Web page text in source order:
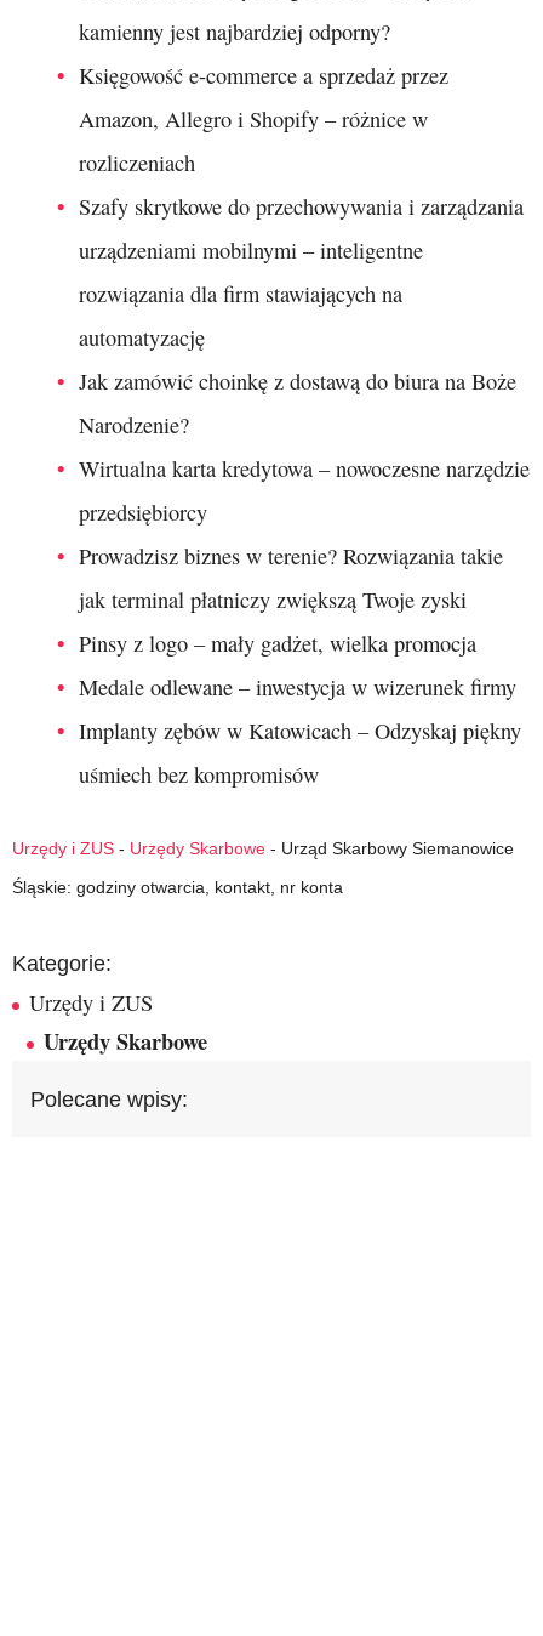
kamienny jest najbardziej odporny?
Księgowość e-commerce a sprzedaż przez
Amazon, Allegro i Shopify – różnice w
rozliczeniach
Szafy skrytkowe do przechowywania i zarządzania
urządzeniami mobilnymi – inteligentne
rozwiązania dla firm stawiających na
automatyzację
Jak zamówić choinkę z dostawą do biura na Boże
Narodzenie?
Wirtualna karta kredytowa – nowoczesne narzędzie
przedsiębiorcy
Prowadzisz biznes w terenie? Rozwiązania takie
jak terminal płatniczy zwiększą Twoje zyski
Pinsy z logo – mały gadżet, wielka promocja
Medale odlewane – inwestycja w wizerunek firmy
Implanty zębów w Katowicach – Odzyskaj piękny
uśmiech bez kompromisów
Urzędy i ZUS - Urzędy Skarbowe - Urząd Skarbowy Siemanowice
Śląskie: godziny otwarcia, kontakt, nr konta
Kategorie:
Urzędy i ZUS
Urzędy Skarbowe
Polecane wpisy: